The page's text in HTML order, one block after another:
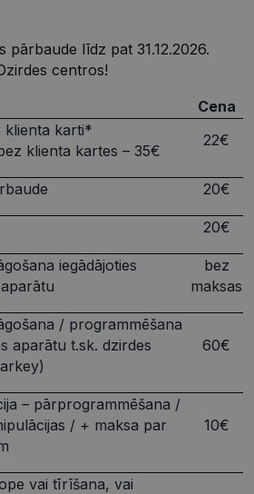
pārbaude līdz pat 31.12.2026.
centros!
Cena
klienta karti*
klienta kartes – 35€
22€
20€
20€
iegādājoties
bez
maksas
/ programmēšana
aparātu t.sk. dzirdes
60€
– pārprogrammēšana /
/ + maksa par
10€
vai tīrīšana, vai